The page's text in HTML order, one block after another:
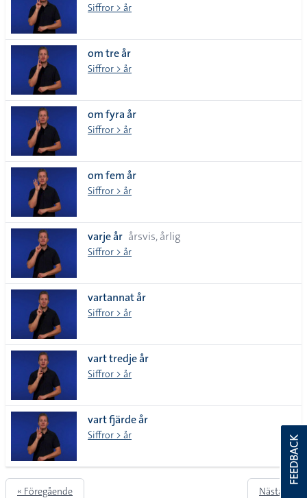
Siffror > år
om tre år
Siffror > år
om fyra år
Siffror > år
om fem år
Siffror > år
varje år årsvis, årlig
Siffror > år
vartannat år
Siffror > år
vart tredje år
Siffror > år
vart fjärde år
Siffror > år
« Föregående Nästa »
FEEDBACK